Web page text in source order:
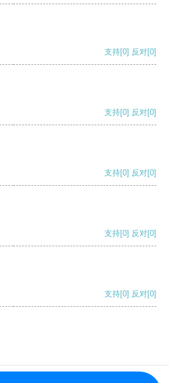
支持[0] 反对[0]
支持[0] 反对[0]
支持[0] 反对[0]
支持[0] 反对[0]
支持[0] 反对[0]